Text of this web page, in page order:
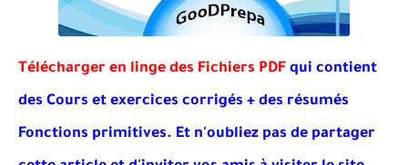
Télécharger en linge des Fichiers PDF qui contient
des Cours et exercices corrigés + des résumés
Fonctions primitives. Et n'oubliez pas de partager